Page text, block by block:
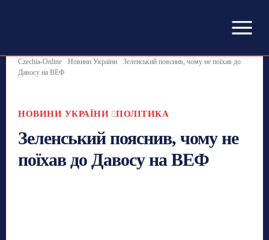
Czechia-Online Новини України
Зеленський пояснив, чому не поїхав до
Давосу на ВЕФ
НОВИНИ УКРАЇНИ ПОЛІТИКА
Зеленський пояснив, чому не
поїхав до Давосу на ВЕФ